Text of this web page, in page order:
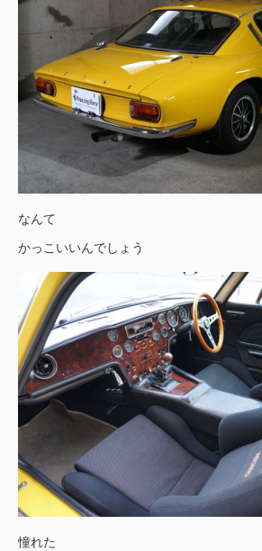
なんて
かっこいいんでしょう
憧れた